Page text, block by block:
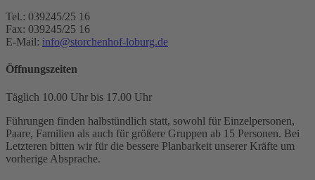
Tel.: 039245/25 16
Fax: 039245/25 16
E-Mail: info@storchenhof-loburg.de
Öffnungszeiten
Täglich 10.00 Uhr bis 17.00 Uhr
Führungen finden halbstündlich statt, sowohl für Einzelpersonen,
Paare, Familien als auch für größere Gruppen ab 15 Personen. Bei
Letzteren bitten wir für die bessere Planbarkeit unserer Kräfte um
vorherige Absprache.